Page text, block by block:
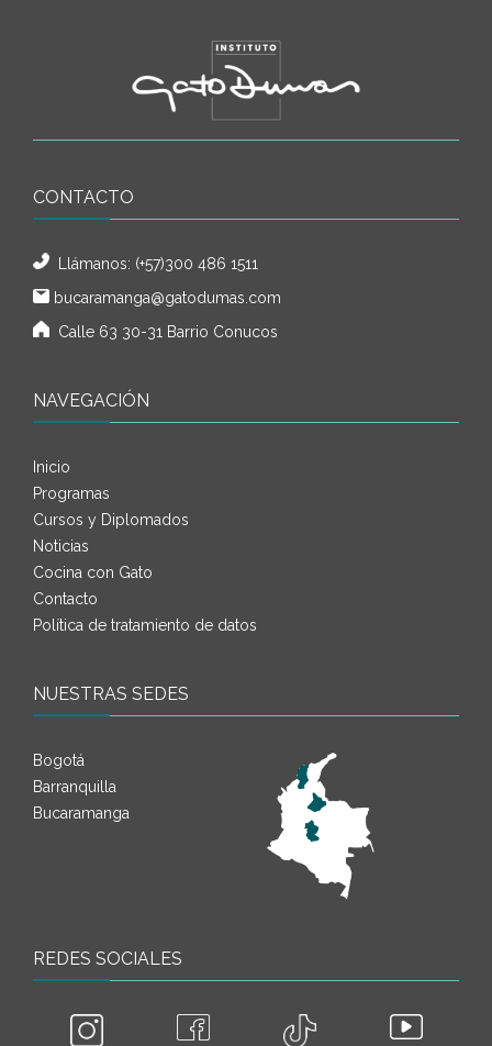
CONTACTO
Llámanos: (+57)300 486 1511
bucaramanga@gatodumas.com
Calle 63 30-31 Barrio Conucos
NAVEGACIÓN
Inicio
Programas
Cursos y Diplomados
Noticias
Cocina con Gato
Contacto
Política de tratamiento de datos
NUESTRAS SEDES
Bogotá
Barranquilla
Bucaramanga
REDES SOCIALES